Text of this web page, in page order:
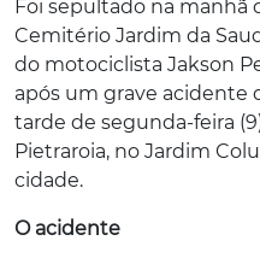
Foi sepultado na manhã
Cemitério Jardim da
do motociclista Jakson
após um grave acidente
tarde de segunda-feira
Pietraroia, no Jardim
cidade.
O acidente